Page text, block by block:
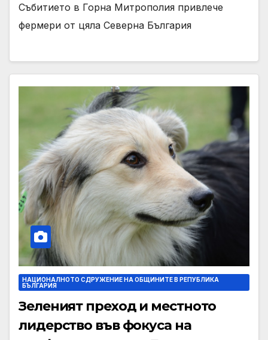
Събитието в Горна Митрополия привлече
фермери от цяла Северна България
НАЦИОНАЛНОТО СДРУЖЕНИЕ НА ОБЩИНИТЕ В РЕПУБЛИКА
БЪЛГАРИЯ
Зеленият преход и местното
лидерство във фокуса на